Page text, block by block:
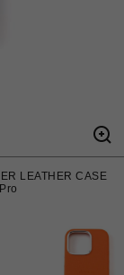
LEATHER CASE